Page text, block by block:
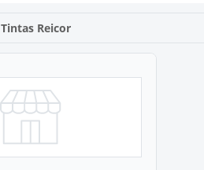
Tintas Reicor